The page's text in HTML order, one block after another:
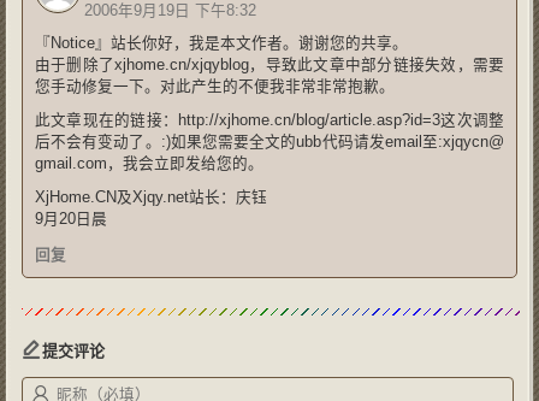
2006年9月19日 下午8:32
『Notice』站长你好，我是本文作者。谢谢您的共享。
由于删除了xjhome.cn/xjqyblog，导致此文章中部分链接失效，需要
您手动修复一下。对此产生的不便我非常非常抱歉。
此文章现在的链接：http://xjhome.cn/blog/article.asp?id=3这次调整
后不会有变动了。:)如果您需要全文的ubb代码请发email至:xjqycn@
gmail.com，我会立即发给您的。
XjHome.CN及Xjqy.net站长：庆钰
9月20日晨
回复
提交评论